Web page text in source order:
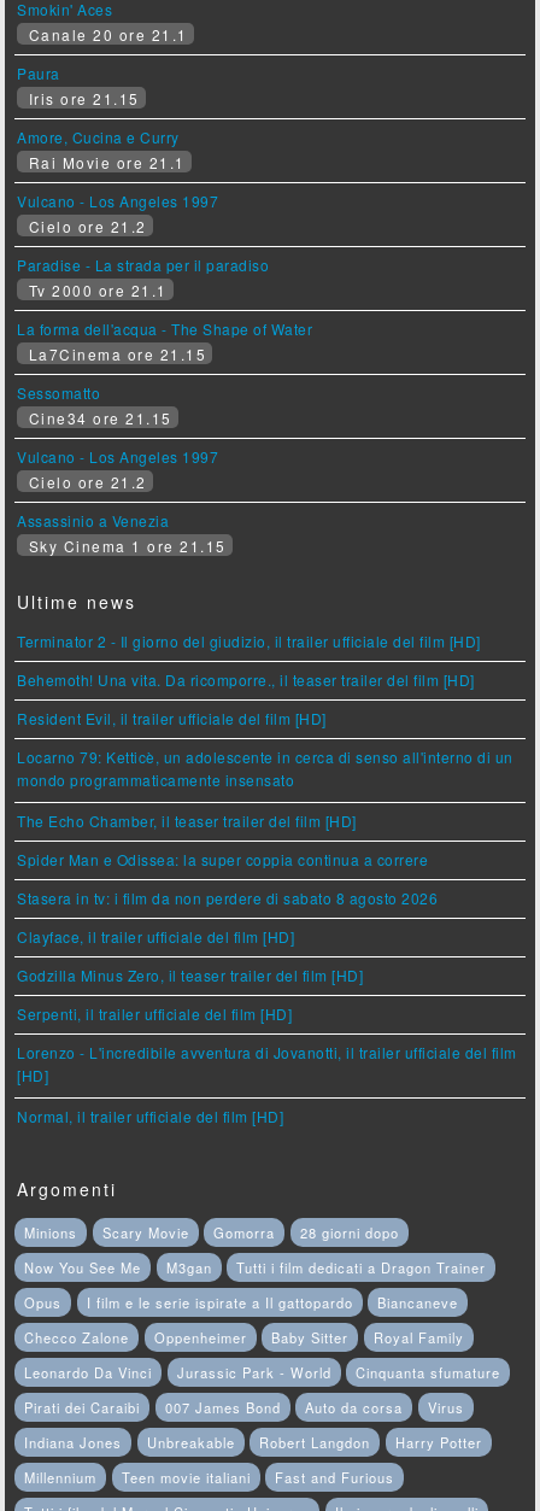
Smokin' Aces
Canale 20 ore 21.1
Paura
Iris ore 21.15
Amore, Cucina e Curry
Rai Movie ore 21.1
Vulcano - Los Angeles 1997
Cielo ore 21.2
Paradise - La strada per il paradiso
Tv 2000 ore 21.1
La forma dell'acqua - The Shape of Water
La7Cinema ore 21.15
Sessomatto
Cine34 ore 21.15
Vulcano - Los Angeles 1997
Cielo ore 21.2
Assassinio a Venezia
Sky Cinema 1 ore 21.15
Ultime news
Terminator 2 - Il giorno del giudizio, il trailer ufficiale del film [HD]
Behemoth! Una vita. Da ricomporre., il teaser trailer del film [HD]
Resident Evil, il trailer ufficiale del film [HD]
Locarno 79: Ketticè, un adolescente in cerca di senso all'interno di un
mondo programmaticamente insensato
The Echo Chamber, il teaser trailer del film [HD]
Spider Man e Odissea: la super coppia continua a correre
Stasera in tv: i film da non perdere di sabato 8 agosto 2026
Clayface, il trailer ufficiale del film [HD]
Godzilla Minus Zero, il teaser trailer del film [HD]
Serpenti, il trailer ufficiale del film [HD]
Lorenzo - L'incredibile avventura di Jovanotti, il trailer ufficiale del film
[HD]
Normal, il trailer ufficiale del film [HD]
Argomenti
Minions Scary Movie Gomorra
28 giorni dopo
Now You See Me
M3gan
Tutti i film dedicati a Dragon Trainer
Opus
I film e le serie ispirate a Il gattopardo
Biancaneve
Checco Zalone
Oppenheimer Baby Sitter
Royal Family
Leonardo Da Vinci
Jurassic Park - World
Cinquanta sfumature
Pirati dei Caraibi
007 James Bond Auto da corsa
Virus
Indiana Jones
Unbreakable Robert Langdon
Harry Potter
Millennium
Teen movie italiani
Fast and Furious